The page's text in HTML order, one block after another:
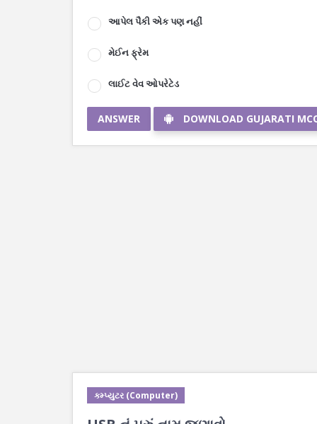
આપેલ પૈકી એક પણ નહીં
મેઈન ફ્રેમ
લાઈટ વેવ ઓપરેટેડ
ANSWER DOWNLOAD GUJARATI
કમ્પ્યુટર (Computer)